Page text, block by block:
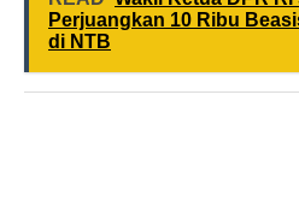
Perjuangkan 10 Ribu
di NTB